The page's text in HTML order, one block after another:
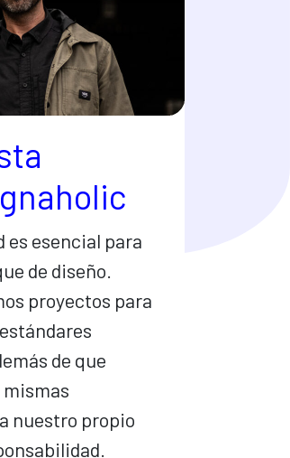
es esencial para
de diseño.
proyectos para
de que
nuestro propio